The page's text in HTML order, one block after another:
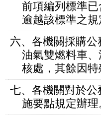
前項編列標準已
逾越該標準之規
六、各機關採購
油氣雙燃料車、
核處，其餘因特
七、各機關對於
施要點規定辦理